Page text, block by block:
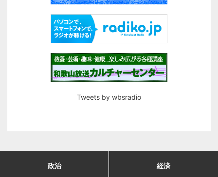
Tweets by wbsradio
政治 経済